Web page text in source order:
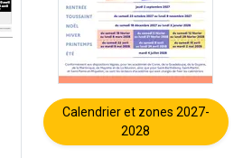
Calendrier et zones 2027-
2028